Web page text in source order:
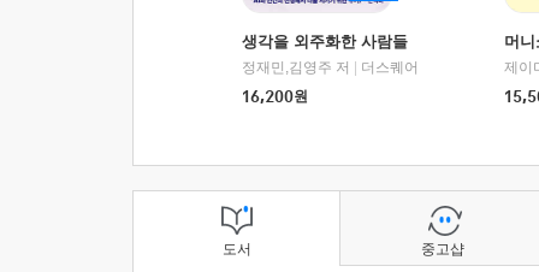
생각을 외주화한 사람들
정재민,김영주 저
더스퀘어
16,200원
머
도서 중고샵